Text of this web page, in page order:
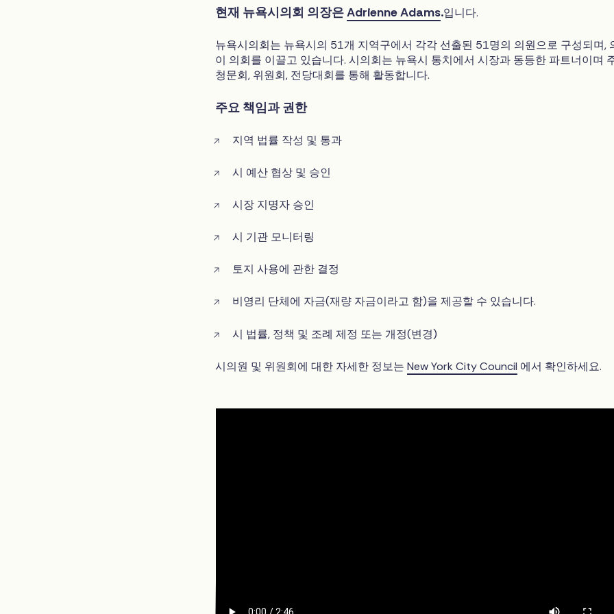
현재 뉴욕시의회 의장은Adrienne Adams.입니다.
뉴욕시의회는 뉴욕시의 51개 지역구에서 각각 선출된 51명의 의원으로 구성되며,
이 의회를 이끌고 있습니다. 시의회는 뉴욕시 통치에서 시장과 동등한 파트너이며
청문회, 위원회, 전당대회를 통해 활동합니다.
주요 책임과 권한
지역 법률 작성 및 통과
시 예산 협상 및 승인
시장 지명자 승인
시 기관 모니터링
토지 사용에 관한 결정
비영리 단체에 자금(재량 자금이라고 함)을 제공할 수 있습니다.
시 법률, 정책 및 조례 제정 또는 개정(변경)
시의원 및 위원회에 대한 자세한 정보는 New York City Council에서 확인하세요.